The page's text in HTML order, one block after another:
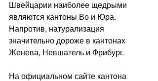
Швейцарии наиболее щедрыми
являются кантоны Во и Юра.
Напротив, натурализация
значительно дороже в кантонах
Женева, Невшатель и Фрибург.
На официальном сайте кантона